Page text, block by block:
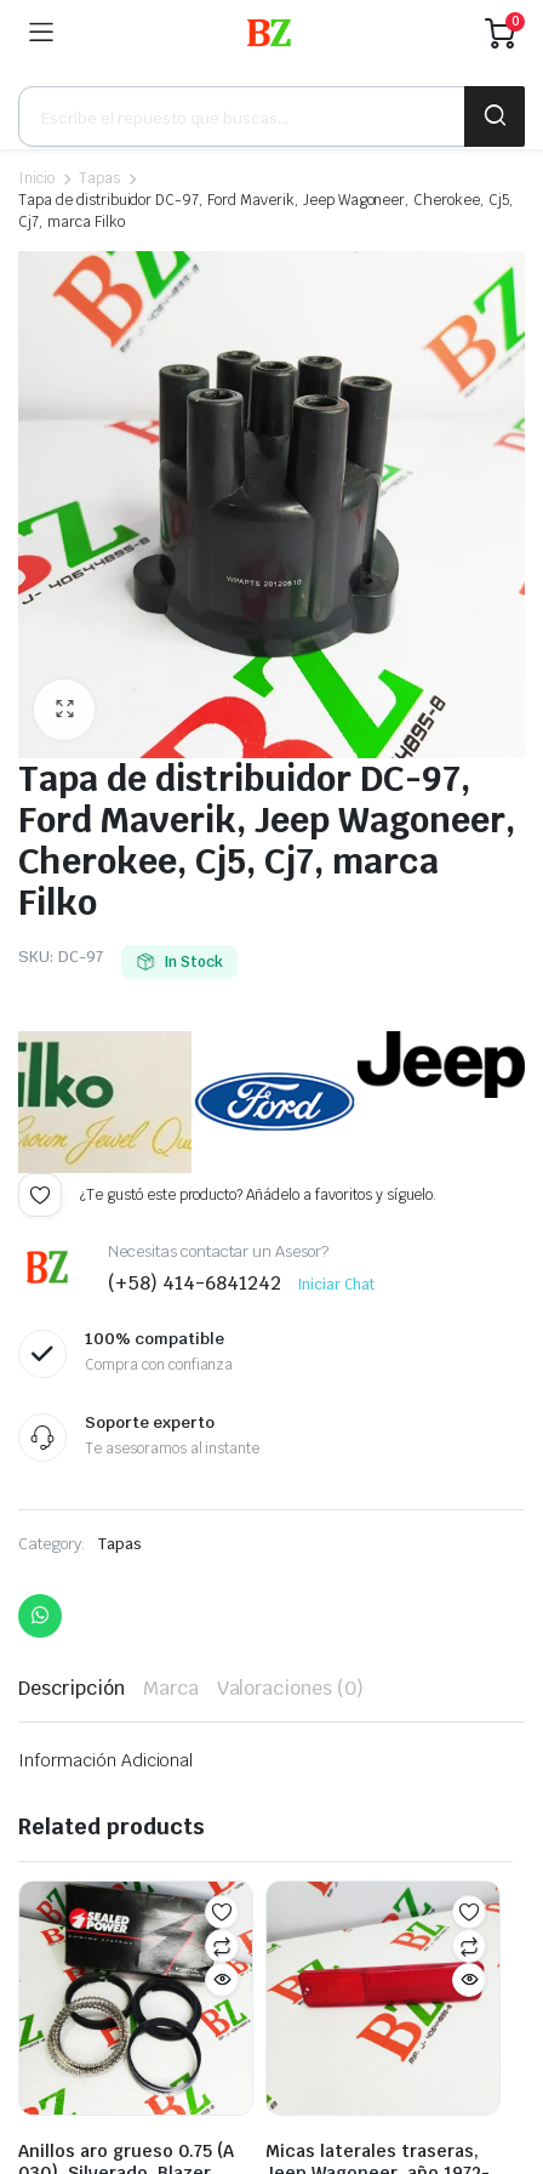
0
Búsqueda
productos
Inicio
Tapas
Tapa de distribuidor DC-97, Ford Maverik, Jeep Wagoneer, Cherokee, Cj5,
Cj7, marca Filko
Tapa de distribuidor DC-97,
Ford Maverik, Jeep Wagoneer,
Cherokee, Cj5, Cj7, marca
Filko
SKU: DC-97 In Stock
¿Te gustó este producto? Añádelo a favoritos y síguelo.
Necesitas contactar un Asesor?
(+58) 414-6841242 Iniciar Chat
100% compatible
Compra con confianza
Soporte experto
Te asesoramos al instante
Category: Tapas
Descripción Marca Valoraciones (0)
Información Adicional
Related products
Anillos aro grueso 0.75 (A
Micas laterales traseras,